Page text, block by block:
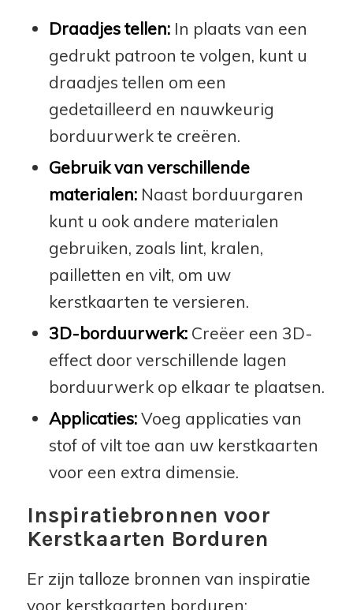
Draadjes tellen:In plaats van een
gedrukt patroon te volgen, kunt u
draadjes tellen om een
gedetailleerd en nauwkeurig
borduurwerk te creëren.
Gebruik van verschillende
materialen:Naast borduurgaren
kunt u ook andere materialen
gebruiken, zoals lint, kralen,
pailletten en vilt, om uw
kerstkaarten te versieren.
3D-borduurwerk:Creëer een 3D-
effect door verschillende lagen
borduurwerk op elkaar te plaatsen.
Applicaties:Voeg applicaties van
stof of vilt toe aan uw kerstkaarten
voor een extra dimensie.
Inspiratiebronnen voor
Kerstkaarten Borduren
Er zijn talloze bronnen van inspiratie
voor kerstkaarten borduren: